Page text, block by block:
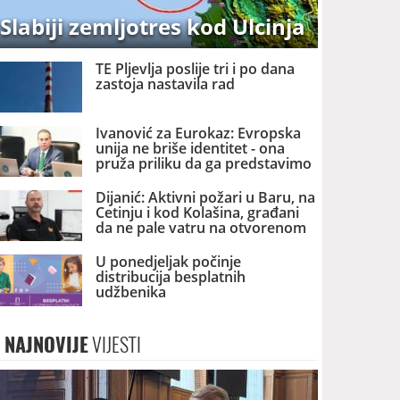
Slabiji zemljotres kod Ulcinja
TE Pljevlja poslije tri i po dana
zastoja nastavila rad
Ivanović za Eurokaz: Evropska
unija ne briše identitet - ona
pruža priliku da ga predstavimo
Evropi i svijetu
Dijanić: Aktivni požari u Baru, na
Cetinju i kod Kolašina, građani
da ne pale vatru na otvorenom
U ponedjeljak počinje
distribucija besplatnih
udžbenika
NAJNOVIJEVIJESTI